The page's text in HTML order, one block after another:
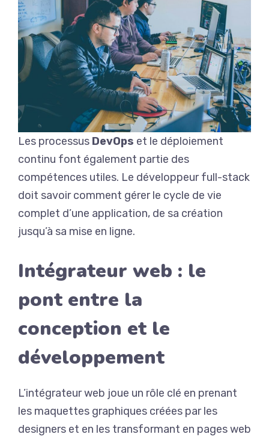
Les processus DevOps et le déploiement
continu font également partie des
compétences utiles. Le développeur full-stack
doit savoir comment gérer le cycle de vie
complet d’une application, de sa création
jusqu’à sa mise en ligne.
Intégrateur web : le
pont entre la
conception et le
développement
L’intégrateur web joue un rôle clé en prenant
les maquettes graphiques créées par les
designers et en les transformant en pages web